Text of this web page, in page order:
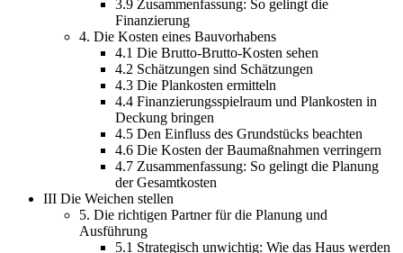
3.9 Zusammenfassung: So gelingt die
Finanzierung
4. Die Kosten eines Bauvorhabens
4.1 Die Brutto-Brutto-Kosten sehen
4.2 Schätzungen sind Schätzungen
4.3 Die Plankosten ermitteln
4.4 Finanzierungsspielraum und Plankosten in
Deckung bringen
4.5 Den Einfluss des Grundstücks beachten
4.6 Die Kosten der Baumaßnahmen verringern
4.7 Zusammenfassung: So gelingt die Planung
der Gesamtkosten
III Die Weichen stellen
5. Die richtigen Partner für die Planung und
Ausführung
5.1 Strategisch unwichtig: Wie das Haus werden